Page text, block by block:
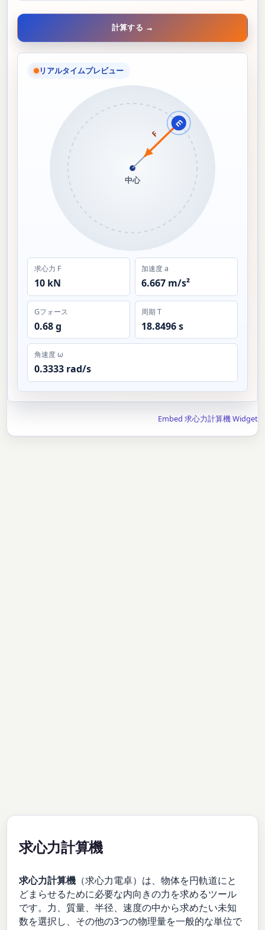
計算する →
リアルタイムプレビュー
中心
m
求心力 F
10 kN
加速度 a
6.667 m/s²
Gフォース
0.68 g
周期 T
18.8496 s
角速度 ω
0.3333 rad/s
Embed 求心力計算機 Widget
求心力計算機
求心力計算機 （求心力電卓）は、物体を円軌道にと
どまらせるために必要な内向きの力を求めるツール
です。力、質量、半径、速度の中から求めたい未知
数を選択し、その他の3つの物理量を一般的な単位で